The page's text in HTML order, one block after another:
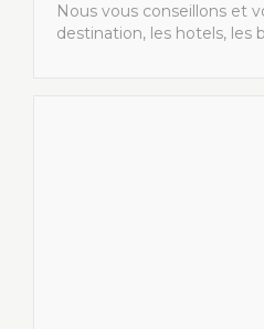
Nous vous conseillons et
destination, les hotels, les